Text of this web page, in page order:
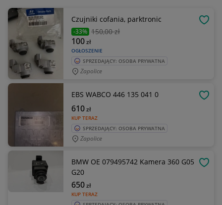
Czujniki cofania, parktronic
-33% 150,00 zł
OGŁOSZENIE
100zł
SPRZEDAJĄCY: OSOBA PRYWATNA
Zapolice
EBS WABCO 446 135 041 0
KUP TERAZ
610zł
SPRZEDAJĄCY: OSOBA PRYWATNA
Zapolice
BMW OE 079495742 Kamera 360 G05
G20
KUP TERAZ
650zł